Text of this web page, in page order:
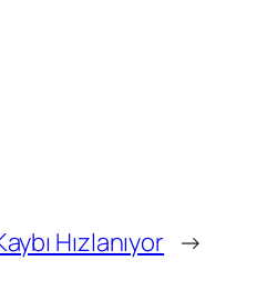
Hızlanıyor →